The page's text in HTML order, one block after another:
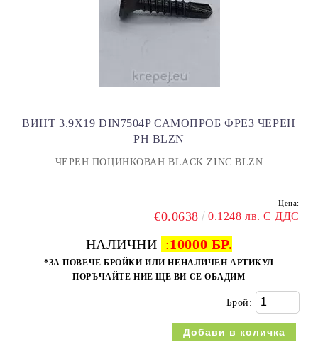
ВИНТ 3.9Х19 DIN7504P САМОПРОБ ФРЕЗ ЧЕРЕН
PH BLZN
ЧЕРЕН ПОЦИНКОВАН BLACK ZINC BLZN
Цена:
€0.0638 0.1248 лв. С ДДС
НАЛИЧНИ :10000 БР.
*ЗА ПОВЕЧЕ БРОЙКИ ИЛИ НЕНАЛИЧЕН АРТИКУЛ
ПОРЪЧАЙТЕ НИЕ ЩЕ ВИ СЕ ОБАДИМ
Брой: